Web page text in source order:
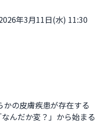
年3月11日(水) 11:30
の皮膚疾患が存在する
んだか変？」から始まる